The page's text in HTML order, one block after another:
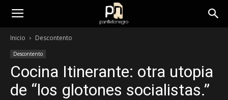
panfletonegro
Inicio Descontento
Descontento
Cocina Itinerante: otra utopia
de “los glotones socialistas.”